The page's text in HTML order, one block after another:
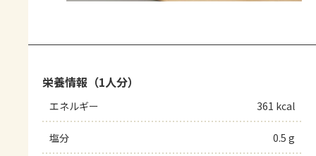
栄養情報（1人分）
エネルギー 361 kcal
塩分 0.5 g